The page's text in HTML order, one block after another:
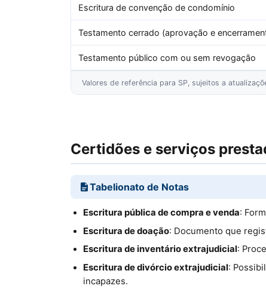
Escritura de convenção de condomínio
Testamento cerrado (aprovação e
Testamento público com ou sem revogação
Valores de referência para SP, sujeitos a
Certidões e serviços
Tabelionato de Notas
Escritura pública de compra e venda:
Escritura de doação: Documento que
Escritura de inventário extrajudicial:
Escritura de divórcio extrajudicial:
incapazes.